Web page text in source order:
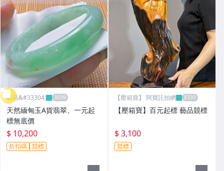
昕品&#33304;
天然緬甸玉A貨翡翠、一元起
標無底價
$ 10,200
折扣碼 競標
【壓箱寶】 阿寶託拍網
【壓箱寶】百元起標 藝品競標
$ 3,100
競標